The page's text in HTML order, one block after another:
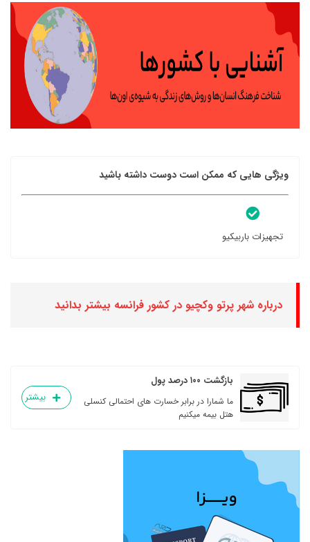
ویژگی هایی که ممکن است دوست داشته باشید
تجهیزات باربیکیو
درباره شهر پرتو وکچیو در کشور فرانسه بیشتر بدانید
بازگشت ۱۰۰ درصد پول
ما شمارا در برابر خسارت های احتمالی کنسلی
هتل بیمه میکنیم
بیشتر